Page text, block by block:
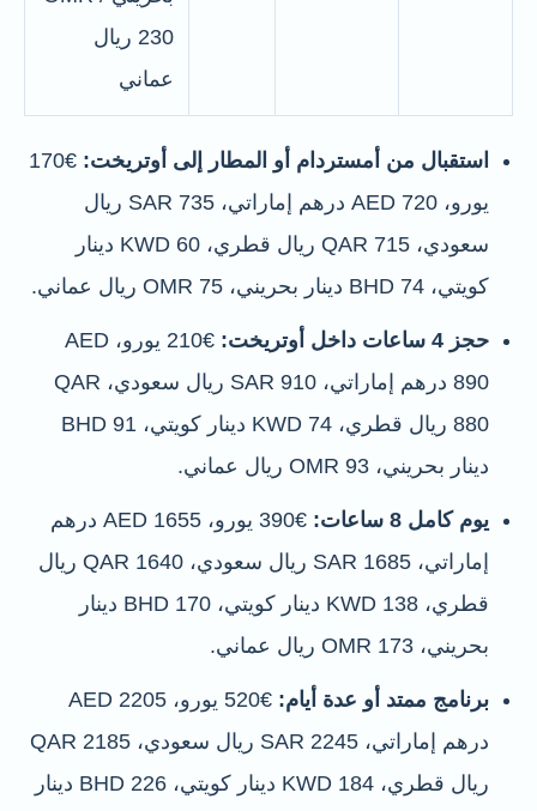
230 ريال
عماني
استقبال من أمستردام أو المطار إلى أوتريخت:
€170
يورو، AED 720 درهم إماراتي، SAR 735 ريال
سعودي، QAR 715 ريال قطري، KWD 60 دينار
كويتي، BHD 74 دينار بحريني، OMR 75 ريال عماني.
حجز 4 ساعات داخل أوتريخت:
€210 يورو، AED
890 درهم إماراتي، SAR 910 ريال سعودي، QAR
880 ريال قطري، KWD 74 دينار كويتي، BHD 91
دينار بحريني، OMR 93 ريال عماني.
يوم كامل 8 ساعات:
€390 يورو، AED 1655 درهم
إماراتي، SAR 1685 ريال سعودي، QAR 1640 ريال
قطري، KWD 138 دينار كويتي، BHD 170 دينار
بحريني، OMR 173 ريال عماني.
برنامج ممتد أو عدة أيام:
€520 يورو، AED 2205
درهم إماراتي، SAR 2245 ريال سعودي، QAR 2185
ريال قطري، KWD 184 دينار كويتي، BHD 226 دينار